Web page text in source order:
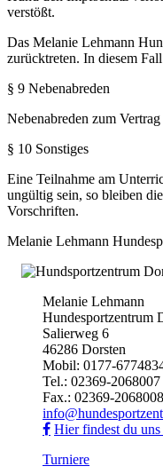
verstößt.
Das Melanie Lehmann
zurücktreten. In diesem
§ 9 Nebenabreden
Nebenabreden zum
§ 10 Sonstiges
Eine Teilnahme am
ungültig sein, so bleiben
Vorschriften.
Melanie Lehmann
Melanie Lehmann
Hundesportzentrum
Salierweg 6
46286 Dorsten
Mobil: 0177-
Tel.: 02369-2068007
Fax.: 02369-2068008
Hier findest du
Turniere